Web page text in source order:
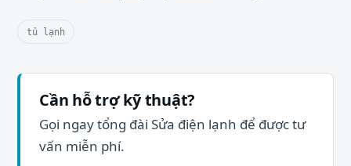
tủ lạnh
Cần hỗ trợ kỹ thuật?
Gọi ngay tổng đài Sửa điện lạnh để được tư
vấn miễn phí.